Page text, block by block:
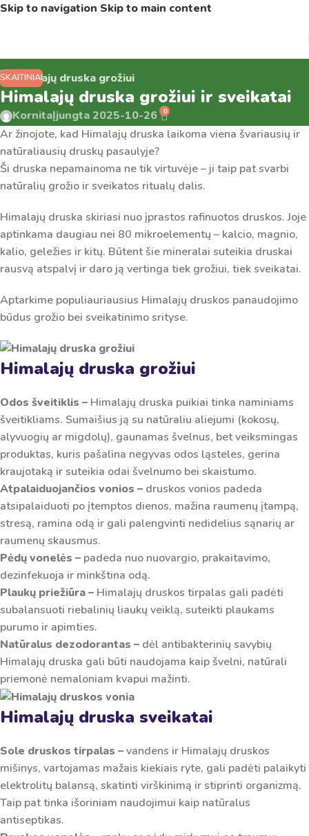
Skip to navigation Skip to main content
SKAITINIAI
Himalajų druska grožiui ir sveikatai
KornitaĮjungta 2025-10-26 0
Ar žinojote, kad Himalajų druska laikoma viena švariausių ir
natūraliausių druskų pasaulyje?
Ši druska nepamainoma ne tik virtuvėje – ji taip pat svarbi
natūralių grožio ir sveikatos ritualų dalis.
Himalajų druska skiriasi nuo įprastos rafinuotos druskos. Joje
aptinkama daugiau nei 80 mikroelementų – kalcio, magnio,
kalio, geležies ir kitų. Būtent šie mineralai suteikia druskai
rausvą atspalvį ir daro ją vertinga tiek grožiui, tiek sveikatai.
Aptarkime populiauriausius Himalajų druskos panaudojimo
būdus grožio bei sveikatinimo srityse.
Himalajų druska grožiui
Odos šveitiklis – Himalajų druska puikiai tinka naminiams
šveitikliams. Sumaišius ją su natūraliu aliejumi (kokosų,
alyvuogių ar migdolų), gaunamas švelnus, bet veiksmingas
produktas, kuris pašalina negyvas odos ląsteles, gerina
kraujotaką ir suteikia odai švelnumo bei skaistumo.
Atpalaiduojančios vonios – druskos vonios padeda
atsipalaiduoti po įtemptos dienos, mažina raumenų įtampą,
stresą, ramina odą ir gali palengvinti nedidelius sąnarių ar
raumenų skausmus.
Pėdų vonelės – padeda nuo nuovargio, prakaitavimo,
dezinfekuoja ir minkština odą.
Plaukų priežiūra – Himalajų druskos tirpalas gali padėti
subalansuoti riebalinių liaukų veiklą, suteikti plaukams
purumo ir apimties.
Natūralus dezodorantas – dėl antibakterinių savybių
Himalajų druska gali būti naudojama kaip švelni, natūrali
priemonė nemaloniam kvapui mažinti.
Himalajų druska sveikatai
Sole druskos tirpalas –vandens ir Himalajų druskos
mišinys, vartojamas mažais kiekiais ryte, gali padėti palaikyti
elektrolitų balansą, skatinti virškinimą ir stiprinti organizmą.
Taip pat tinka išoriniam naudojimui kaip natūralus
antiseptikas.